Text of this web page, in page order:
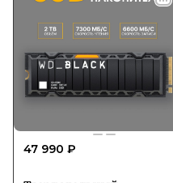
47 990 ₽